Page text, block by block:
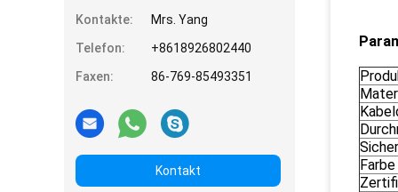
Kontakte:
Mrs. Yang
Telefon:
+8618926802440
Faxen:
86-769-85493351
Kontakt
Farbe